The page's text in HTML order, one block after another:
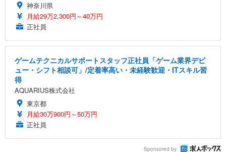
神奈川県
月給29万2,300円～40万円
正社員
ゲームテクニカルサポートスタッフ正社員「ゲーム業界デビ
ュー・シフト相談可」/定着率高い・未経験歓迎・ITスキル習
得
AQUARIUS株式会社
東京都
月給30万900円～50万円
正社員
Sponsored by